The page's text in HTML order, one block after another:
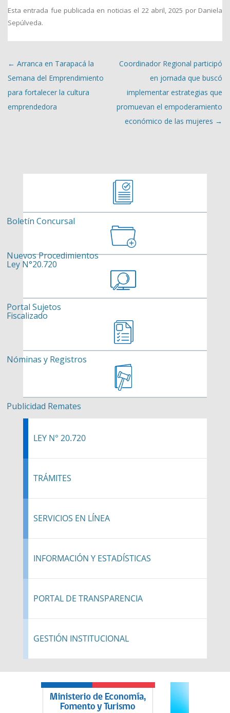
Esta entrada fue publicada en noticias el 22 abril, 2025 por Daniela
Sepúlveda.
Navegación de entradas
← Arranca en Tarapacá la
Semana del Emprendimiento
para fortalecer la cultura
emprendedora
Coordinador Regional participó
en jornada que buscó
implementar estrategias que
promuevan el empoderamiento
económico de las mujeres →
Boletín Concursal
Nuevos Procedimientos
Ley N°20.720
Portal Sujetos
Fiscalizado
Nóminas y Registros
Publicidad Remates
LEY N° 20.720
TRÁMITES
SERVICIOS EN LÍNEA
INFORMACIÓN Y ESTADÍSTICAS
PORTAL DE TRANSPARENCIA
GESTIÓN INSTITUCIONAL